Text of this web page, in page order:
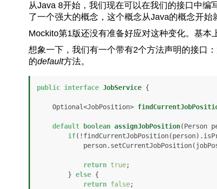
从Java 8开始，我们现在可以在我们的接口中
了一个强大的概念，这个概念从Java的概念开始
Mockito第1版还没有准备好应对这种变化。基
想象一下，我们有一个带有2个方法声明的接口
的default方法。
public interface JobService {
    Optional<JobPosition>
default boolean assignJobPosition(Person
if
return true;
        }
else {
return false;